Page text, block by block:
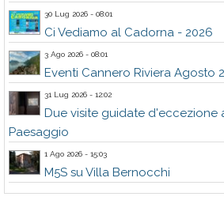
30 Lug 2026 - 08:01
Ci Vediamo al Cadorna - 2026
3 Ago 2026 - 08:01
Eventi Cannero Riviera Agosto
31 Lug 2026 - 12:02
Due visite guidate d'eccezione
Paesaggio
1 Ago 2026 - 15:03
M5S su Villa Bernocchi